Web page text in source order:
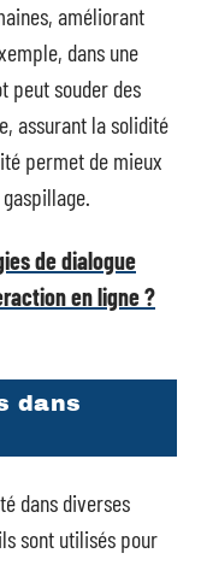
améliorant
dans une
peut souder des
assurant la solidité
permet de mieux
de dialogue
en ligne ?
dans
dans diverses
sont utilisés pour